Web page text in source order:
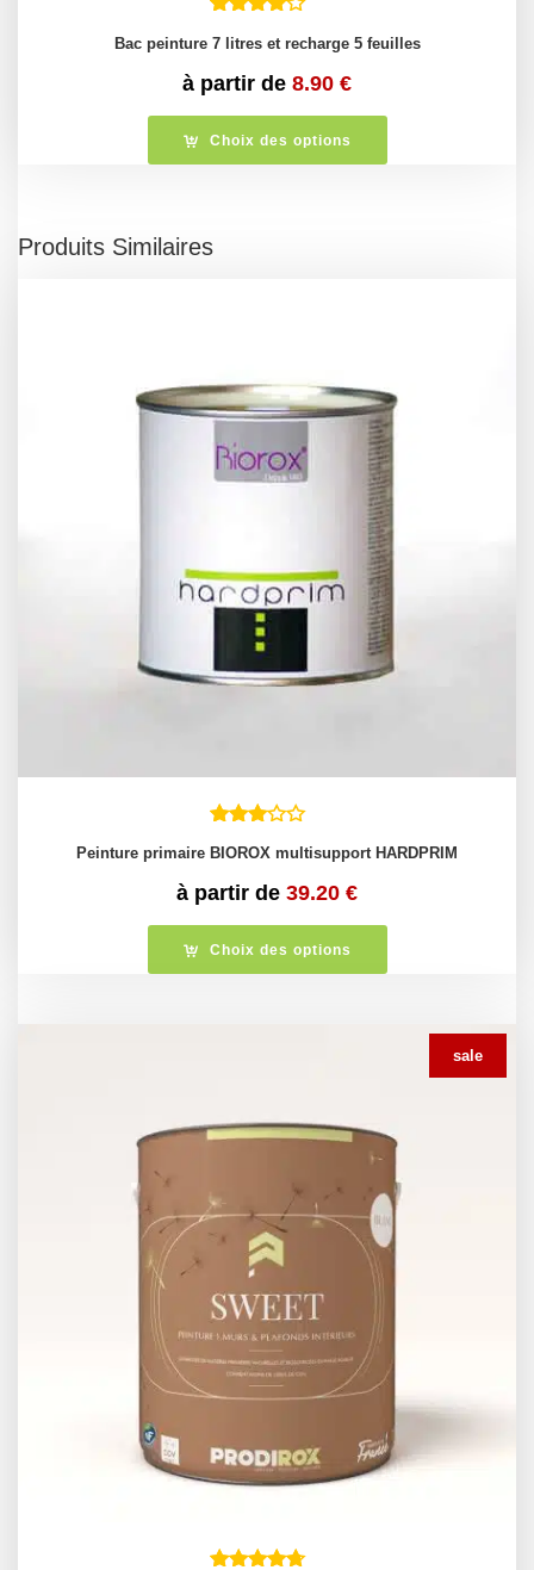
Bac peinture 7 litres et recharge 5 feuilles
à partir de 8.90 €
Choix des options
Produits Similaires
Peinture primaire BIOROX multisupport HARDPRIM
à partir de 39.20 €
Choix des options
sale